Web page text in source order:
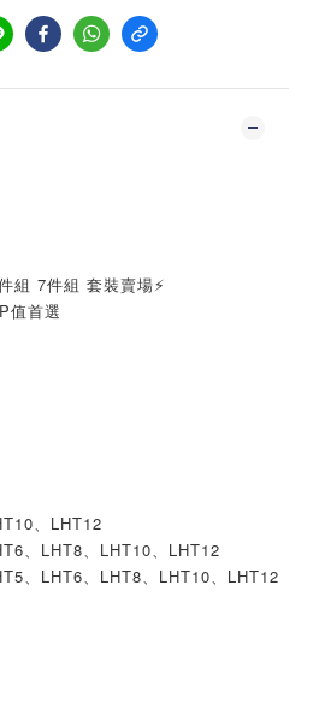
組 7件組 套裝賣場⚡
值首選
、LHT12
、LHT8、LHT10、LHT12
、LHT6、LHT8、LHT10、LHT12